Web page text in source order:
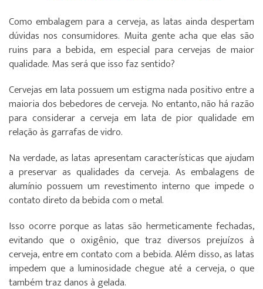
Como embalagem para a cerveja, as latas ainda despertam
dúvidas nos consumidores. Muita gente acha que elas são
ruins para a bebida, em especial para cervejas de maior
qualidade. Mas será que isso faz sentido?
Cervejas em lata possuem um estigma nada positivo entre a
maioria dos bebedores de cerveja. No entanto, não há razão
para considerar a cerveja em lata de pior qualidade em
relação às garrafas de vidro.
Na verdade, as latas apresentam características que ajudam
a preservar as qualidades da cerveja. As embalagens de
alumínio possuem um revestimento interno que impede o
contato direto da bebida com o metal.
Isso ocorre porque as latas são hermeticamente fechadas,
evitando que o oxigênio, que traz diversos prejuízos à
cerveja, entre em contato com a bebida. Além disso, as latas
impedem que a luminosidade chegue até a cerveja, o que
também traz danos à gelada.